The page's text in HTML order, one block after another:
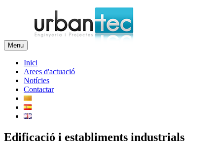
Menu
Inici
Arees d'actuació
Notícies
Contactar
Edificació i establiments industrials